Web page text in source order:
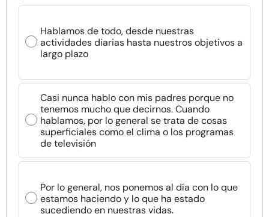
Hablamos de todo, desde nuestras
actividades diarias hasta nuestros objetivos a
largo plazo
Casi nunca hablo con mis padres porque no
tenemos mucho que decirnos. Cuando
hablamos, por lo general se trata de cosas
superficiales como el clima o los programas
de televisión
Por lo general, nos ponemos al día con lo que
estamos haciendo y lo que ha estado
sucediendo en nuestras vidas.